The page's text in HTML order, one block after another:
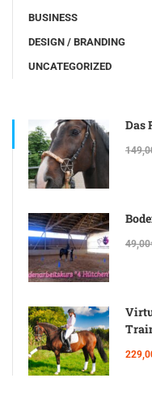
BUSINESS
DESIGN / BRANDING
UNCATEGORIZED
Das